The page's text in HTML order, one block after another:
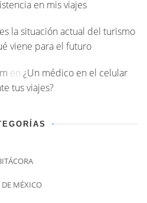
en mis viajes
la situación actual del turismo
viene para el futuro
en ¿Un médico en el celular
tus viajes?
DE MÉXICO